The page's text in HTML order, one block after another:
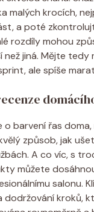
malých krocích,
a poté
rozdíly mohou
jiná. Mějte tedy
ale spíše
o barvení řas
způsob, jak
A co víc, s
můžete
salonu.
dodržování kroků,